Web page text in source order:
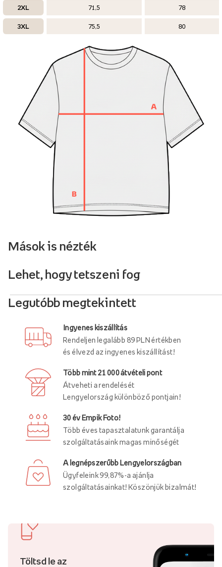
2XL 71,5 78
3XL 75,5 80
Mások is nézték
Lehet, hogy tetszeni fog
Legutóbb megtekintett
Ingyenes kiszállítás
Rendeljen legalább 89 PLN értékben
és élvezd az ingyenes kiszállítást!
Több mint 21 000 átvételi pont
Átveheti a rendelését
Lengyelország különböző pontjain!
30 év Empik Foto!
Több éves tapasztalatunk garantálja
szolgáltatásaink magas minőségét
A legnépszerűbb Lengyelországban
Ügyfeleink 99,87%-a ajánlja
szolgáltatásainkat! Köszönjük bizalmát!
Töltsd le az